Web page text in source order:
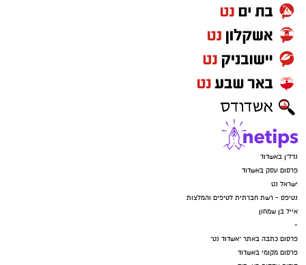
להורדת אפליקציה של אשדוד נט לחצו כאן
עקבו בפייסבוק
עקבו באינסטגרם
נדל"ן באשדוד
פרסום עסק באשדוד
ישראל נט
נטיפס - רשת חברתית לטיפים והמלצות
אייל בן שמחון
-
פרסום כתבה באתר "אשדוד נט"
פרסום מקומי באשדוד